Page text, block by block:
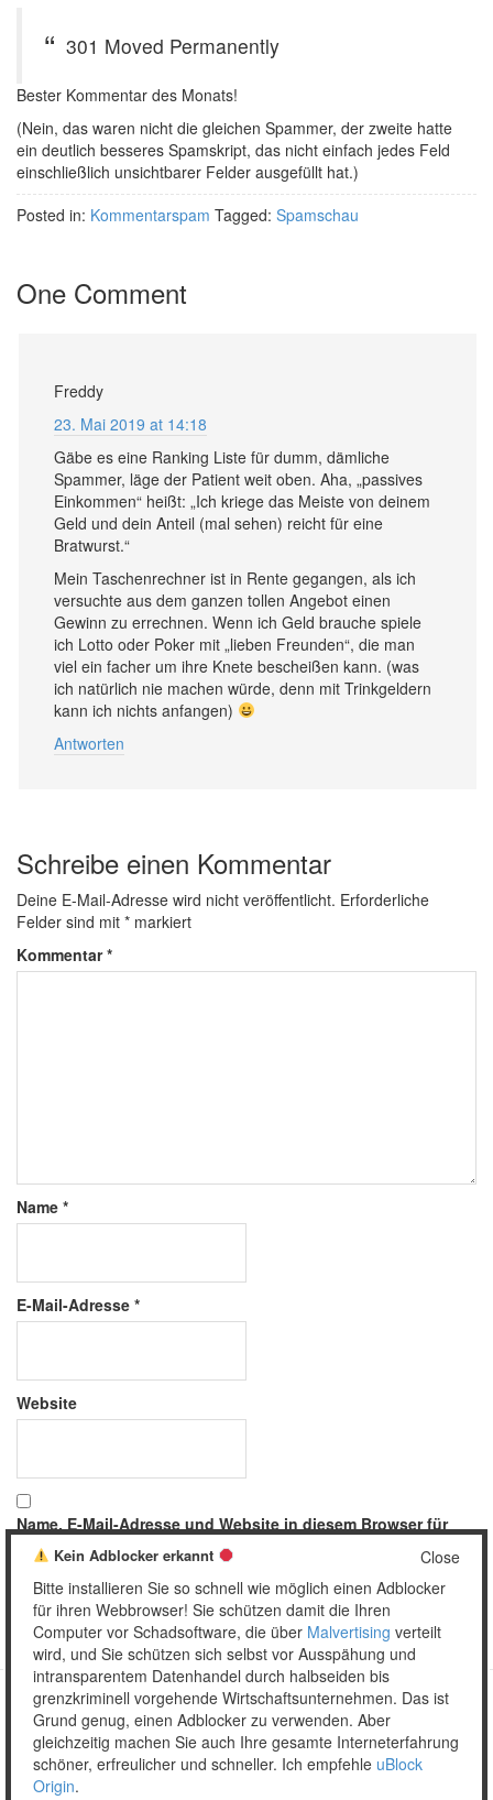
301 Moved Permanently
Bester Kommentar des Monats!
(Nein, das waren nicht die gleichen Spammer, der zweite hatte
ein deutlich besseres Spamskript, das nicht einfach jedes Feld
einschließlich unsichtbarer Felder ausgefüllt hat.)
Posted in: Kommentarspam Tagged: Spamschau
One Comment
Freddy
23. Mai 2019 at 14:18
Gäbe es eine Ranking Liste für dumm, dämliche
Spammer, läge der Patient weit oben. Aha, „passives
Einkommen“ heißt: „Ich kriege das Meiste von deinem
Geld und dein Anteil (mal sehen) reicht für eine
Bratwurst.“
Mein Taschenrechner ist in Rente gegangen, als ich
versuchte aus dem ganzen tollen Angebot einen
Gewinn zu errechnen. Wenn ich Geld brauche spiele
ich Lotto oder Poker mit „lieben Freunden“, die man
viel ein facher um ihre Knete bescheißen kann. (was
ich natürlich nie machen würde, denn mit Trinkgeldern
kann ich nichts anfangen)
Antworten
Schreibe einen Kommentar
Deine E-Mail-Adresse wird nicht veröffentlicht. Erforderliche
Felder sind mit * markiert
Kommentar*
Name *
E-Mail-Adresse *
Website
Name, E-Mail-Adresse und Website in diesem Browser für
meinen nächsten Kommentar speichern.
Copyright © 2026 Unser täglich Spam.
MobileWordPress Theme by themehall.com
Close
Kein Adblocker erkannt
Bitte installieren Sie so schnell wie möglich einen Adblocker
für ihren Webbrowser! Sie schützen damit die Ihren
Computer vor Schadsoftware, die über Malvertising verteilt
wird, und Sie schützen sich selbst vor Ausspähung und
intransparentem Datenhandel durch halbseiden bis
grenzkriminell vorgehende Wirtschaftsunternehmen. Das ist
Grund genug, einen Adblocker zu verwenden. Aber
gleichzeitig machen Sie auch Ihre gesamte Interneterfahrung
schöner, erfreulicher und schneller. Ich empfehle uBlock
Origin.